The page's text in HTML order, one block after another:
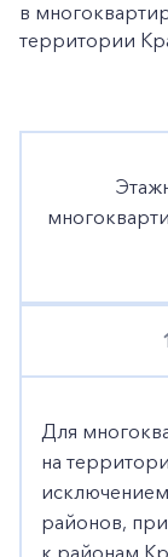
в
территории
1
Для
на
районов,
к районам